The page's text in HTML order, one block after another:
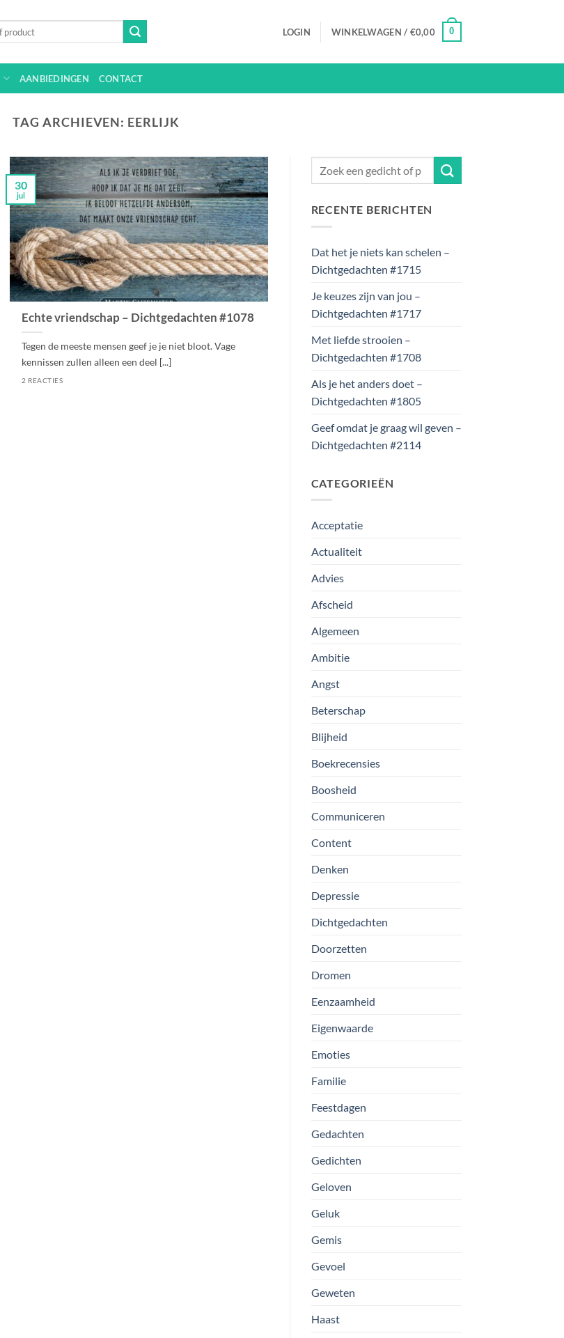
LOGIN WINKELWAGEN / €0,00 0
AANBIEDINGEN CONTACT
TAG ARCHIEVEN: EERLIJK
Echte vriendschap – Dichtgedachten #1078
Tegen de meeste mensen geef je je niet bloot. Vage
kennissen zullen alleen een deel [...]
2 REACTIES
30
jul
RECENTE BERICHTEN
Dat het je niets kan schelen –
Dichtgedachten #1715
Je keuzes zijn van jou –
Dichtgedachten #1717
Met liefde strooien –
Dichtgedachten #1708
Als je het anders doet –
Dichtgedachten #1805
Geef omdat je graag wil geven –
Dichtgedachten #2114
CATEGORIEËN
Acceptatie
Actualiteit
Advies
Afscheid
Algemeen
Ambitie
Angst
Beterschap
Blijheid
Boekrecensies
Boosheid
Communiceren
Content
Denken
Depressie
Dichtgedachten
Doorzetten
Dromen
Eenzaamheid
Eigenwaarde
Emoties
Familie
Feestdagen
Gedachten
Gedichten
Geloven
Geluk
Gemis
Gevoel
Geweten
Haast